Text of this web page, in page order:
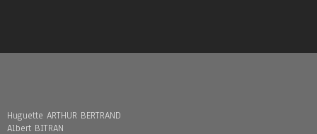
Huguette ARTHUR BERTRAND
Albert BITRAN